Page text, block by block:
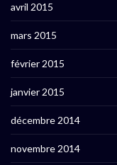
avril 2015
mars 2015
février 2015
janvier 2015
décembre 2014
novembre 2014